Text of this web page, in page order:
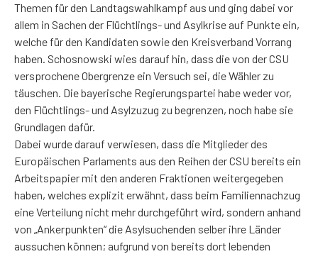
Themen für den Landtagswahlkampf aus und ging dabei vor
allem in Sachen der Flüchtlings- und Asylkrise auf Punkte ein,
welche für den Kandidaten sowie den Kreisverband Vorrang
haben. Schosnowski wies darauf hin, dass die von der CSU
versprochene Obergrenze ein Versuch sei, die Wähler zu
täuschen. Die bayerische Regierungspartei habe weder vor,
den Flüchtlings- und Asylzuzug zu begrenzen, noch habe sie
Grundlagen dafür.
Dabei wurde darauf verwiesen, dass die Mitglieder des
Europäischen Parlaments aus den Reihen der CSU bereits ein
Arbeitspapier mit den anderen Fraktionen weitergegeben
haben, welches explizit erwähnt, dass beim Familiennachzug
eine Verteilung nicht mehr durchgeführt wird, sondern anhand
von „Ankerpunkten“ die Asylsuchenden selber ihre Länder
aussuchen können; aufgrund von bereits dort lebenden